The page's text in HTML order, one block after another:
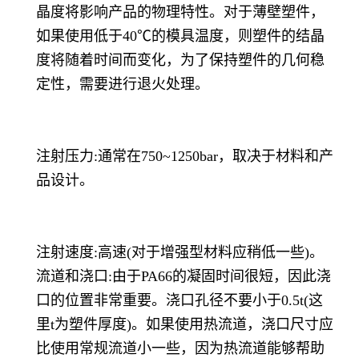
晶度将影响产品的物理特性。对于薄壁塑件，
如果使用低于40℃的模具温度，则塑件的结晶
度将随着时间而变化，为了保持塑件的几何稳
定性，需要进行退火处理。
注射压力:通常在750~1250bar，取决于材料和产
品设计。
注射速度:高速(对于增强型材料应稍低一些)。
流道和浇口:由于PA66的凝固时间很短，因此浇
口的位置非常重要。浇口孔径不要小于0.5t(这
里t为塑件厚度)。如果使用热流道，浇口尺寸应
比使用常规流道小一些，因为热流道能够帮助